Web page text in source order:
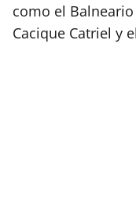
como el
Cacique Catriel y